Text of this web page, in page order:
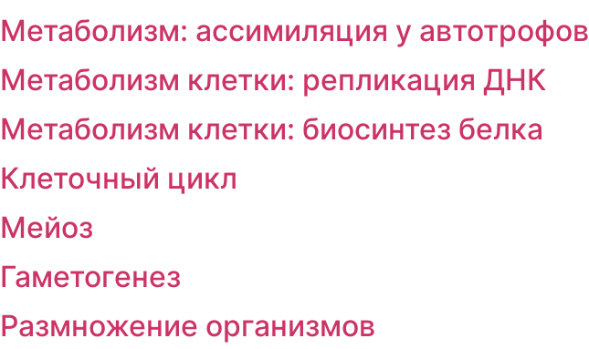
Метаболизм: ассимиляция у автотрофов
Метаболизм клетки: репликация ДНК
Метаболизм клетки: биосинтез белка
Клеточный цикл
Мейоз
Гаметогенез
Размножение организмов